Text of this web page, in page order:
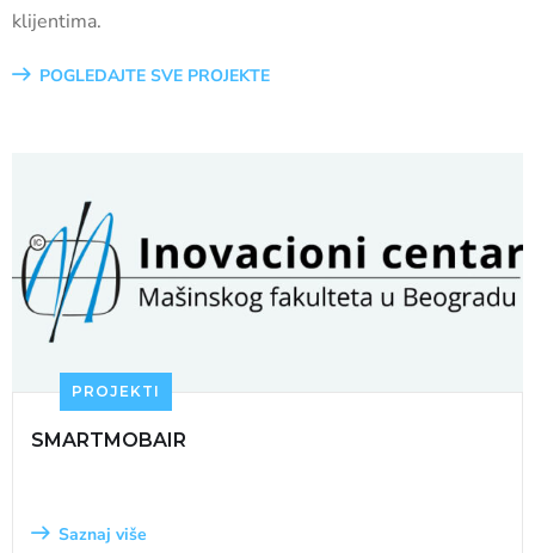
klijentima.
POGLEDAJTE SVE PROJEKTE
PROJEKTI
SMARTMOBAIR
Saznaj više